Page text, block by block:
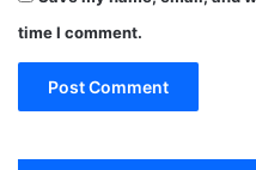
time I comment.